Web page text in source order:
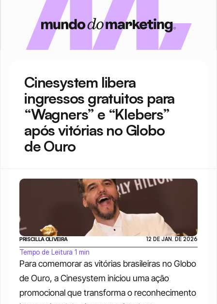
Cinesystem libera
ingressos gratuitos para
“Wagners” e “Klebers”
após vitórias no Globo
de Ouro
Para comemorar as vitórias brasileiras no Globo
de Ouro, a Cinesystem iniciou uma ação
promocional que transforma o reconhecimento
PRISCILLA OLIVEIRA 12 DE JAN. DE 2026
Tempo de Leitura 1 min